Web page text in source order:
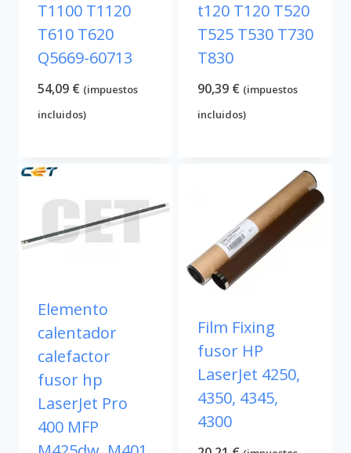
T1100 T1120
T610 T620
Q5669-60713
54,09 € (impuestos
incluidos)
t120 T120 T520
T525 T530 T730
T830
90,39 € (impuestos
incluidos)
Elemento
calentador
calefactor
fusor hp
LaserJet Pro
400 MFP
Film Fixing
fusor HP
LaserJet 4250,
4350, 4345,
4300